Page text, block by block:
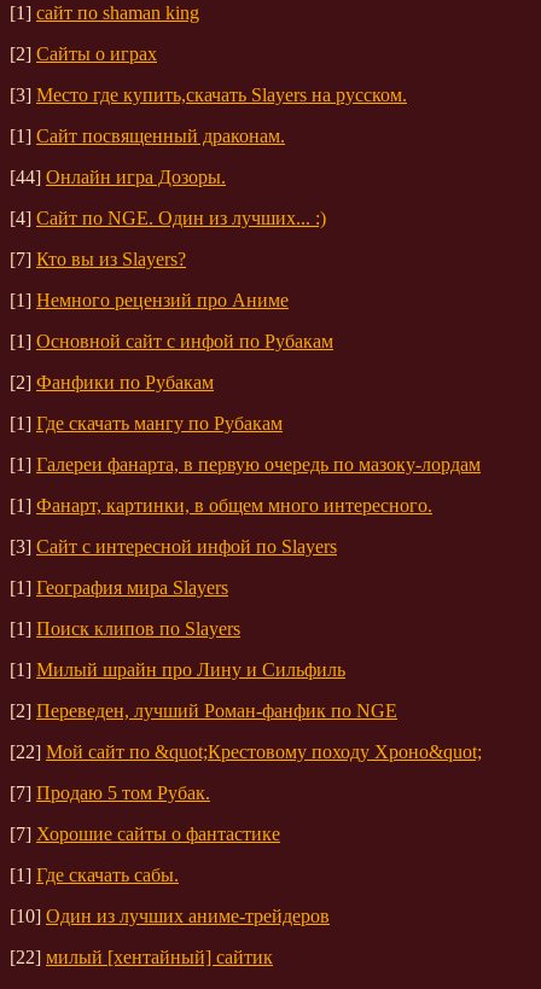
[1] сайт по shaman king
[2] Сайты о играх
[3] Место где купить,скачать Slayers на русском.
[1] Сайт посвященный драконам.
[44] Онлайн игра Дозоры.
[4] Сайт по NGE. Один из лучших... :)
[7] Кто вы из Slayers?
[1] Немного рецензий про Аниме
[1] Основной сайт с инфой по Рубакам
[2] Фанфики по Рубакам
[1] Где скачать мангу по Рубакам
[1] Галереи фанарта, в первую очередь по мазоку-лордам
[1] Фанарт, картинки, в общем много интересного.
[3] Сайт с интересной инфой по Slayers
[1] География мира Slayers
[1] Поиск клипов по Slayers
[1] Милый шрайн про Лину и Сильфиль
[2] Переведен, лучший Роман-фанфик по NGE
[22] Мой сайт по &quot;Крестовому походу Хроно&quot;
[7] Продаю 5 том Рубак.
[7] Хорошие сайты о фантастике
[1] Где скачать сабы.
[10] Один из лучших аниме-трейдеров
[22] милый [хентайный] сайтик